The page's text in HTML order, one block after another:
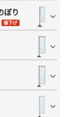
ぼり
値下げ